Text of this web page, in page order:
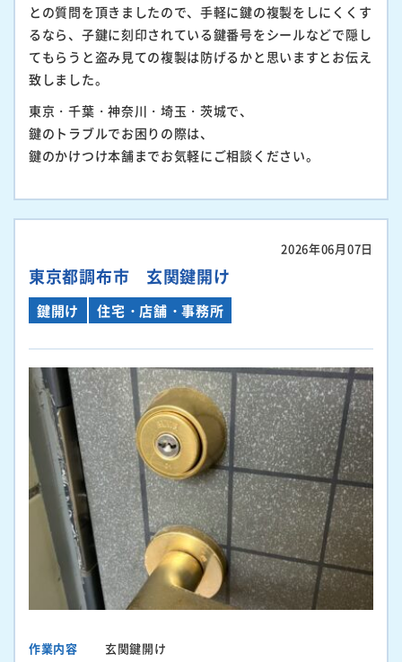
との質問を頂きましたので、手軽に鍵の複製をしにくくす
るなら、子鍵に刻印されている鍵番号をシールなどで隠し
てもらうと盗み見ての複製は防げるかと思いますとお伝え
致しました。
東京・千葉・神奈川・埼玉・茨城で、
鍵のトラブルでお困りの際は、
鍵のかけつけ本舗までお気軽にご相談ください。
2026年06月07日
東京都調布市 玄関鍵開け
鍵開け 住宅・店舗・事務所
作業内容
玄関鍵開け